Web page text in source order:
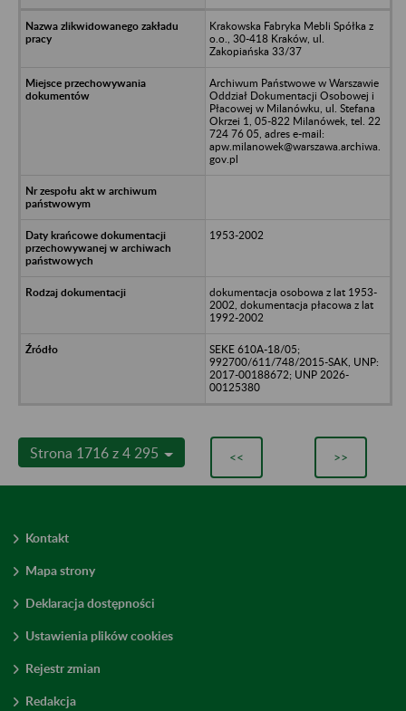
Krakowska Fabryka Mebli Spółka z
o.o., 30-418 Kraków, ul.
Zakopiańska 33/37
Archiwum Państwowe w Warszawie
Oddział Dokumentacji Osobowej i
Płacowej w Milanówku, ul. Stefana
Okrzei 1, 05-822 Milanówek, tel. 22
724 76 05, adres e-mail:
apw.milanowek@warszawa.archiwa.
gov.pl
1953-2002
dokumentacja osobowa z lat 1953-
2002, dokumentacja płacowa z lat
1992-2002
SEKE 610A-18/05;
992700/611/748/2015-SAK, UNP:
2017-00188672; UNP 2026-
00125380
Strona 1716 z 4 295 << >>
Kontakt
Mapa strony
Deklaracja dostępności
Ustawienia plików cookies
Rejestr zmian
Redakcja